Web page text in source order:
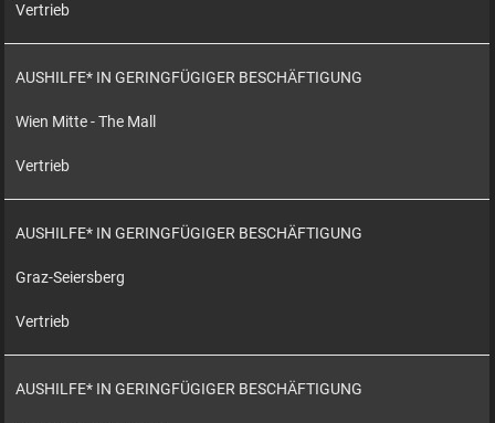
Vertrieb
AUSHILFE* IN GERINGFÜGIGER BESCHÄFTIGUNG
Wien Mitte - The Mall
Vertrieb
AUSHILFE* IN GERINGFÜGIGER BESCHÄFTIGUNG
Graz-Seiersberg
Vertrieb
AUSHILFE* IN GERINGFÜGIGER BESCHÄFTIGUNG